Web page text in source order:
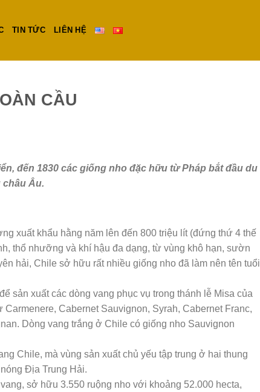
TIN TỨC LIÊN HỆ
CẦU
đến 1830 các giống nho đặc hữu từ Pháp bắt đầu du
châu Âu.
xuất khẩu hằng năm lên đến 800 triệu lít (đứng thứ 4 thế
thổ nhưỡng và khí hậu đa dạng, từ vùng khô hạn, sườn
hải, Chile sở hữu rất nhiều giống nho đã làm nên tên tuổi
sản xuất các dòng vang phục vụ trong thánh lễ Misa của
Cabernet Sauvignon, Syrah, Cabernet Franc,
Dòng vang trắng ở Chile có giống nho Sauvignon
Chile, mà vùng sản xuất chủ yếu tập trung ở hai thung
Địa Trung Hải.
sở hữu 3.550 ruộng nho với khoảng 52.000 hecta,